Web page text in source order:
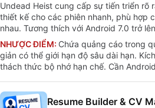
Undead Heist cung cấp sự tiến triển rõ
thiết kế cho các phiên nhanh, phù hợp
nhau. Tương thích với Android 7.0 trở
NHƯỢC ĐIỂM: Chứa quảng cáo trong
giản có thể giới hạn độ sâu dài hạn.
thách thức bộ nhớ hạn chế. Cần
Resume Builder & CV